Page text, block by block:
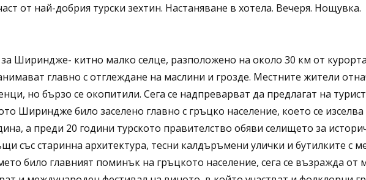
от най-добрия турски зехтин. Настаняване в хотела. Вечеря. Нощувка.
за Шириндже- китно малко селце, разположено на около 30 км от
главно с отглеждане на маслини и грозде. Местните жители
но бързо се окопитили. Сега се надпреварват да предлагат на
Шириндже било заселено главно с гръцко население, което се
а преди 20 години турското правителство обяви селището за
със старинна архитектура, тесни калдъръмени улички и бутилките с
било главният поминък на гръцкото население, сега се възражда